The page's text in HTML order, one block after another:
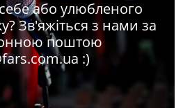
або улюбленого
Зв'яжіться з нами за
поштою
:)